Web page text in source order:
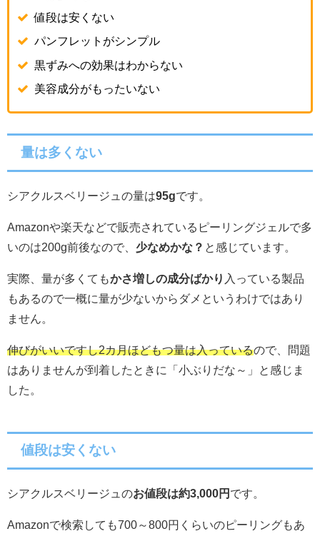
値段は安くない
パンフレットがシンプル
黒ずみへの効果はわからない
美容成分がもったいない
量は多くない
シアクルスベリージュの量は95gです。
Amazonや楽天などで販売されているピーリングジェルで多
いのは200g前後なので、 少なめかな？ と感じています。
実際、量が多くてもかさ増しの成分ばかり 入っている製品
もあるので一概に量が少ないからダメというわけではあり
ません。
伸びがいいですし2カ月ほどもつ量は入っているので、問題
はありませんが到着したときに「小ぶりだな～」と感じま
した。
値段は安くない
シアクルスベリージュのお値段は約3,000円 です。
Amazonで検索しても700～800円くらいのピーリングもあ